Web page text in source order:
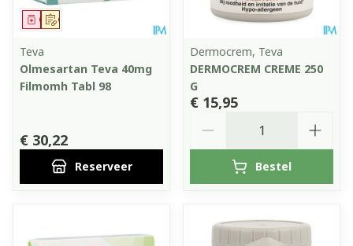
Op voorschrift
Geneesmiddel
Teva
Olmesartan Teva 40mg
Filmomh Tabl 98
€ 30,22
Reserveer
Dermocrem, Teva
DERMOCREM CREME 250
G
€ 15,95
Bestel